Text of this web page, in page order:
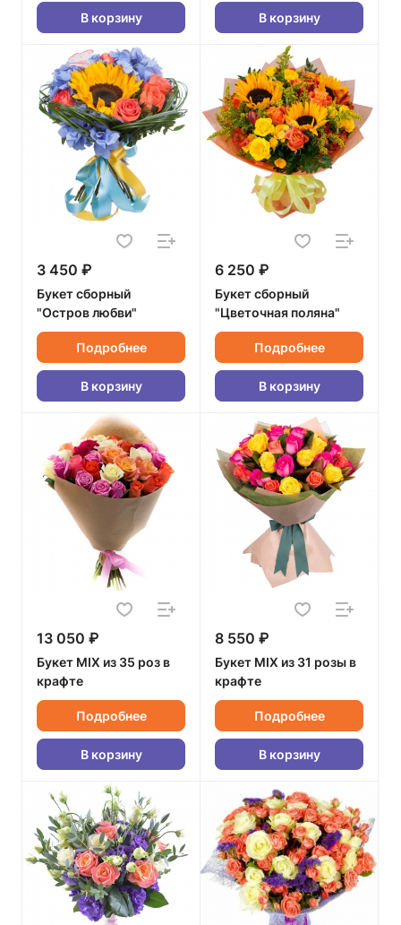
В корзину В корзину
3 450 ₽
Букет сборный
"Остров любви"
Подробнее
В корзину
6 250 ₽
Букет сборный
"Цветочная поляна"
Подробнее
В корзину
13 050 ₽
Букет MIX из 35 роз в
крафте
Подробнее
В корзину
8 550 ₽
Букет MIX из 31 розы в
крафте
Подробнее
В корзину